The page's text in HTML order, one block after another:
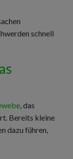
schnell
, das
Bereits kleine
dazu führen,